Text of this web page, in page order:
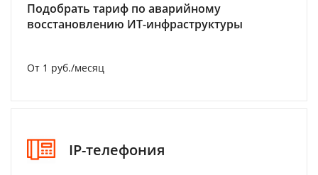
Подобрать тариф по аварийному
восстановлению ИТ-инфраструктуры
От 1 руб./месяц
IP-телефония